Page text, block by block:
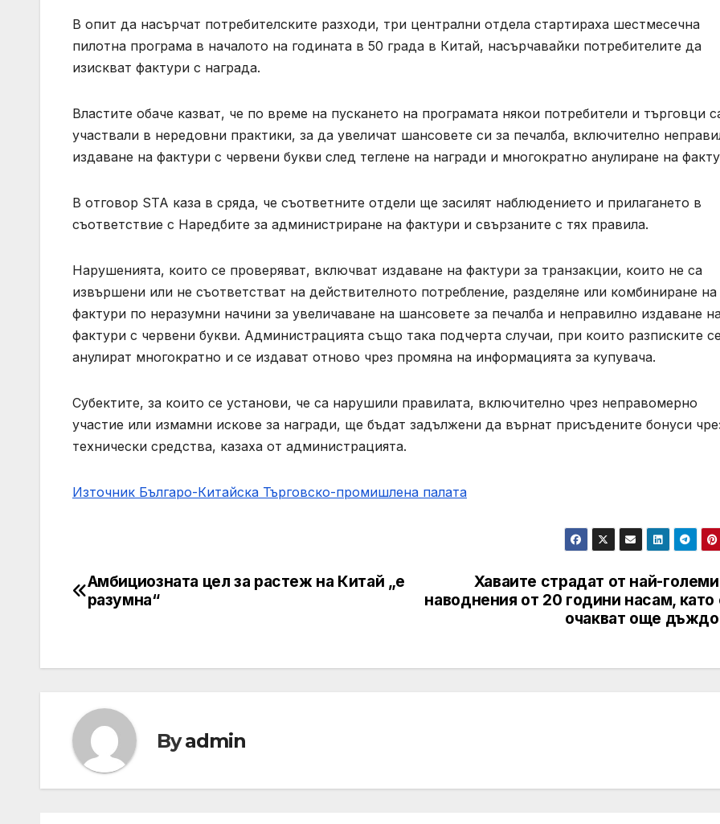
В опит да насърчат потребителските разходи, три централни отдела стартираха шестмесечна
пилотна програма в началото на годината в 50 града в Китай, насърчавайки потребителите да
изискват фактури с награда.
Властите обаче казват, че по време на пускането на програмата някои потребители и търговци
участвали в нередовни практики, за да увеличат шансовете си за печалба, включително
издаване на фактури с червени букви след теглене на награди и многократно анулиране на
В отговор STA каза в сряда, че съответните отдели ще засилят наблюдението и прилагането в
съответствие с Наредбите за администриране на фактури и свързаните с тях правила.
Нарушенията, които се проверяват, включват издаване на фактури за транзакции, които не са
извършени или не съответстват на действителното потребление, разделяне или комбиниране на
фактури по неразумни начини за увеличаване на шансовете за печалба и неправилно издаване
фактури с червени букви. Администрацията също така подчерта случаи, при които разписките
анулират многократно и се издават отново чрез промяна на информацията за купувача.
Субектите, за които се установи, че са нарушили правилата, включително чрез неправомерно
участие или измамни искове за награди, ще бъдат задължени да върнат присъдените бонуси
технически средства, казаха от администрацията.
Източник Българо-Китайска Търговско-промишлена палaта
Навигация
Хаваите страдат от най-
наводнения от 20 години насам, като
очакват още
Амбициозната цел за растеж на Китай „е
разумна“
Byadmin